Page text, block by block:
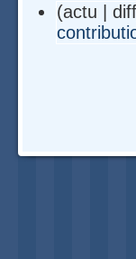
(actu |
Navigation